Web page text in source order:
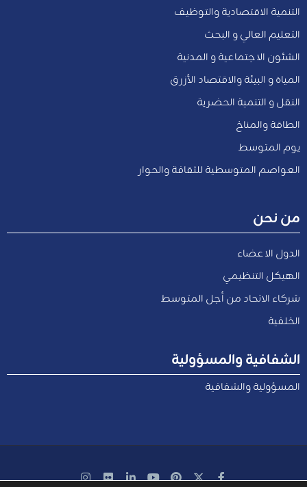
التنمية الاقتصادية والتوظيف
التعليم العالي و البحث
الشئون الاجتماعية و المدنية
المياه و البيئة والاقتصاد الأزرق
النقل و التنمية الحضرية
الطاقة والمناخ
يوم المتوسط
العواصم المتوسطية للثقافة والحوار
من نحن
الدول الاعضاء
الهيكل التنظيمي
شركاء الاتحاد من أجل المتوسط
الخلفية
الشفافية والمسؤولية
المسؤولية والشفافية